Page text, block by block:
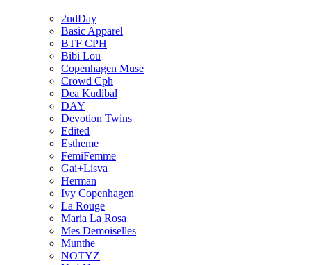
2ndDay
Basic Apparel
BTF CPH
Bibi Lou
Copenhagen Muse
Crowd Cph
Dea Kudibal
DAY
Devotion Twins
Edited
Estheme
FemiFemme
Gai+Lisva
Herman
Ivy Copenhagen
La Rouge
Maria La Rosa
Mes Demoiselles
Munthe
NOTYZ